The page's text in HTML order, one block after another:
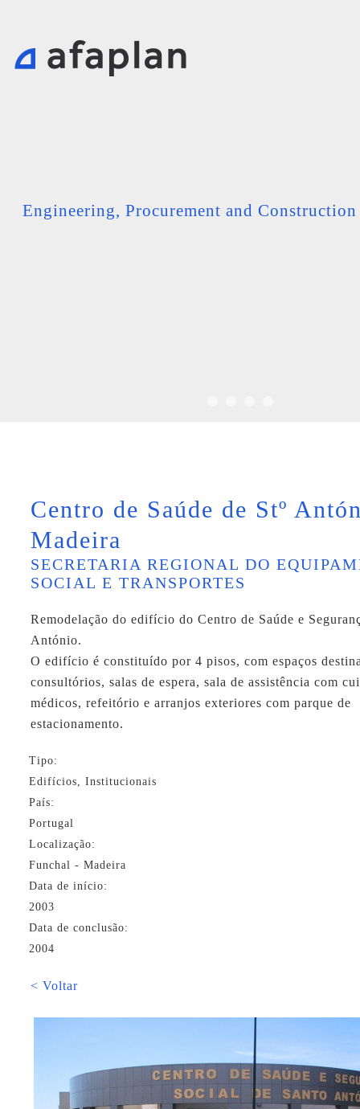
Engineering, Procurement and Construction
Centro de Saúde de Stº
Madeira
SECRETARIA REGIONAL DO
SOCIAL E TRANSPORTES
Remodelação do edifício do Centro de Saúde e
António.
O edifício é constituído por 4 pisos, com espaços
consultórios, salas de espera, sala de assistência com
médicos, refeitório e arranjos exteriores com parque de
estacionamento.
Tipo:
Edifícios, Institucionais
País:
Portugal
Localização:
Funchal - Madeira
Data de início:
2003
Data de conclusão:
2004
< Voltar